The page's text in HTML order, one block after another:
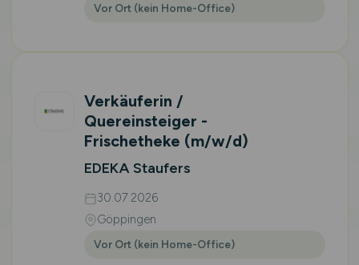
Vor Ort (kein Home-Office)
Verkäuferin /
Quereinsteiger -
Frischetheke (m/w/d)
EDEKA Staufers
30.07.2026
Göppingen
Vor Ort (kein Home-Office)